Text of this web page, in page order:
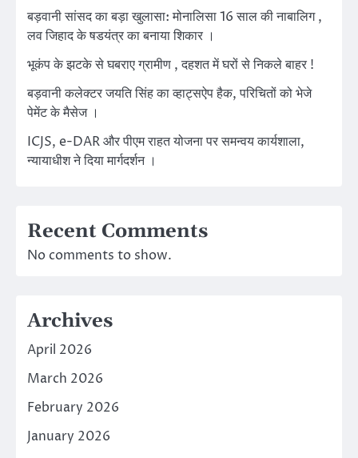
बड़वानी सांसद का बड़ा खुलासा: मोनालिसा 16 साल की नाबालिग ,
लव जिहाद के षडयंत्र का बनाया शिकार ।
भूकंप के झटके से घबराए ग्रामीण , दहशत में घरों से निकले बाहर !
बड़वानी कलेक्टर जयति सिंह का व्हाट्सऐप हैक, परिचितों को भेजे
पेमेंट के मैसेज ।
ICJS, e-DAR और पीएम राहत योजना पर समन्वय कार्यशाला,
न्यायाधीश ने दिया मार्गदर्शन ।
Recent Comments
No comments to show.
Archives
April 2026
March 2026
February 2026
January 2026